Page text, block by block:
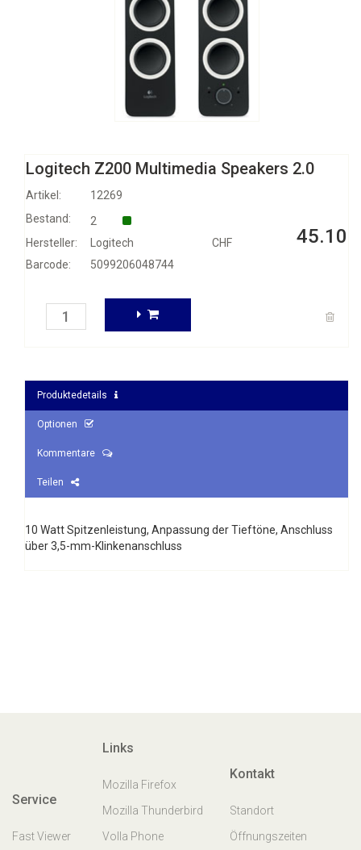
Logitech Z200 Multimedia Speakers 2.0
Artikel: 12269
CHF 45.10
Bestand:
2
Hersteller:
Logitech
Barcode:
5099206048744
Produktedetails
Optionen
Kommentare
Teilen
10 Watt Spitzenleistung, Anpassung der Tieftöne, Anschluss
über 3,5-mm-Klinkenanschluss
Service
Fast Viewer
Links
Mozilla Firefox
Mozilla Thunderbird
Volla Phone
Kontakt
Standort
Öffnungszeiten